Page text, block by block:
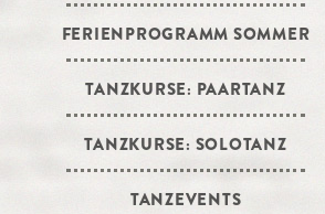
FERIENPROGRAMM SOMMER
TANZKURSE: PAARTANZ
TANZKURSE: SOLOTANZ
TANZEVENTS